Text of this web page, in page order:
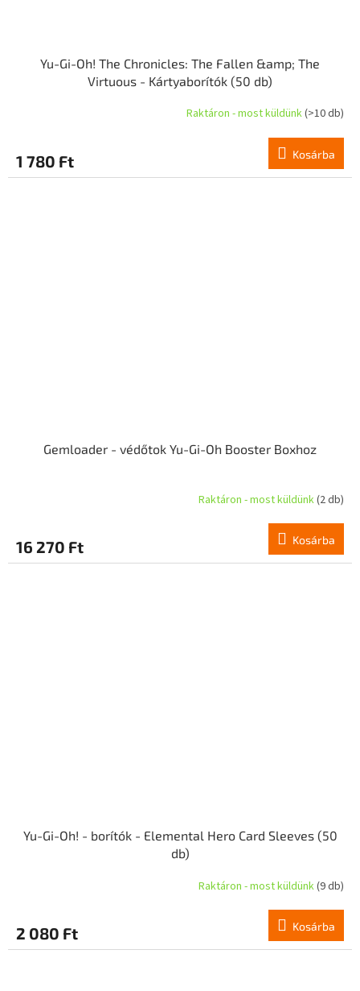
Yu-Gi-Oh! The Chronicles: The Fallen &amp; The
Virtuous - Kártyaborítók (50 db)
Raktáron - most küldünk(>10 db)
1 780 Ft Kosárba
Gemloader - védőtok Yu-Gi-Oh Booster Boxhoz
Raktáron - most küldünk(2 db)
16 270 Ft Kosárba
Yu-Gi-Oh! - borítók - Elemental Hero Card Sleeves (50
db)
Raktáron - most küldünk(9 db)
2 080 Ft Kosárba